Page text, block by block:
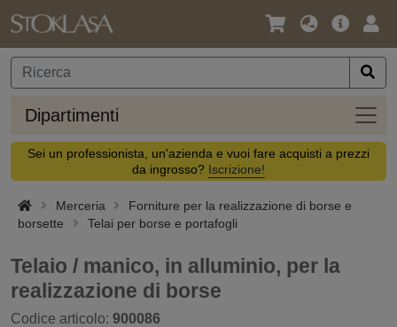
Lingua
Valuta
Offerta
Dipartimenti
Sei un professionista, un'azienda e vuoi fare acquisti a prezzi
da ingrosso? Iscrizione!
Merceria
Forniture per la realizzazione di borse e
borsette
Telai per borse e portafogli
Telaio / manico, in alluminio, per la
realizzazione di borse
Codice articolo: 900086